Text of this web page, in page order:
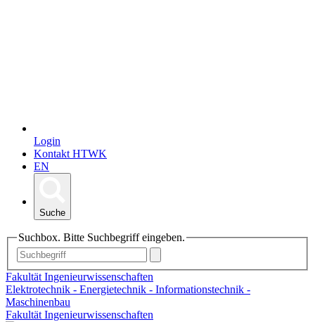
Login
Kontakt HTWK
EN
Suche
Suchbox. Bitte Suchbegriff eingeben.
Fakultät Ingenieurwissenschaften
Elektrotechnik - Energietechnik - Informationstechnik -
Maschinenbau
Fakultät Ingenieurwissenschaften